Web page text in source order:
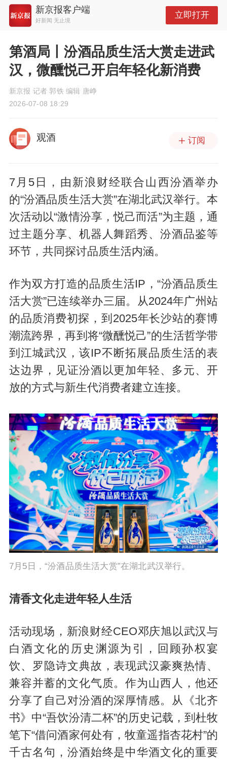
新京报客户端
好新闻 无止境
立即打开
第酒局丨汾酒品质生活大赏走进武
汉，微醺悦己开启年轻化新消费
新京报 记者 郭铁 编辑 唐峥
2026-07-08 18:29
观酒 订阅
7月5日，由新浪财经联合山西汾酒举办
的“汾酒品质生活大赏”在湖北武汉举行。本
次活动以“激情汾享，悦己而活”为主题，通
过主题分享、机器人舞蹈秀、汾酒品鉴等
环节，共同探讨品质生活内涵。
作为双方打造的品质生活IP，“汾酒品质生
活大赏”已连续举办三届。从2024年广州站
的品质消费初探，到2025年长沙站的赛博
潮流跨界，再到将“微醺悦己”的生活哲学带
到江城武汉，该IP不断拓展品质生活的表
达边界，见证汾酒以更加年轻、多元、开
放的方式与新生代消费者建立连接。
7月5日，“汾酒品质生活大赏”在湖北武汉举行。
清香文化走进年轻人生活
活动现场，新浪财经CEO邓庆旭以武汉与
白酒文化的历史渊源为引，回顾孙权宴
饮、罗隐诗文典故，表现武汉豪爽热情、
兼容并蓄的文化气质。作为山西人，他还
分享了自己对汾酒的深厚情感。从《北齐
书》中“吾饮汾清二杯”的历史记载，到杜牧
笔下“借问酒家何处有，牧童遥指杏花村”的
千古名句，汾酒始终是中华酒文化的重要